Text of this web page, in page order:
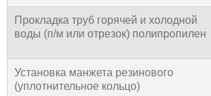
Прокладка труб горячей и холодной
воды (п/м или отрезок) полипропилен
Установка манжета резинового
(уплотнительное кольцо)